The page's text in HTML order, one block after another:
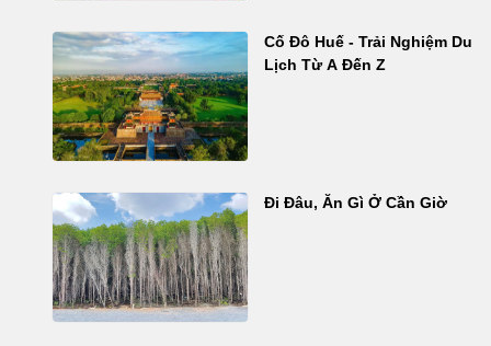
Cố Đô Huế - Trải Nghiệm Du
Lịch Từ A Đến Z
Đi Đâu, Ăn Gì Ở Cần Giờ